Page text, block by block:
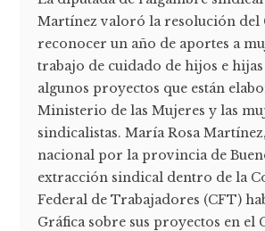
Martínez valoró la resolución del
reconocer un año de aportes a
trabajo de cuidado de hijos e
algunos proyectos que están
Ministerio de las Mujeres y las
sindicalistas. María Rosa
nacional por la provincia de
extracción sindical dentro de la
Federal de Trabajadores (CFT)
Gráfica sobre sus proyectos en el